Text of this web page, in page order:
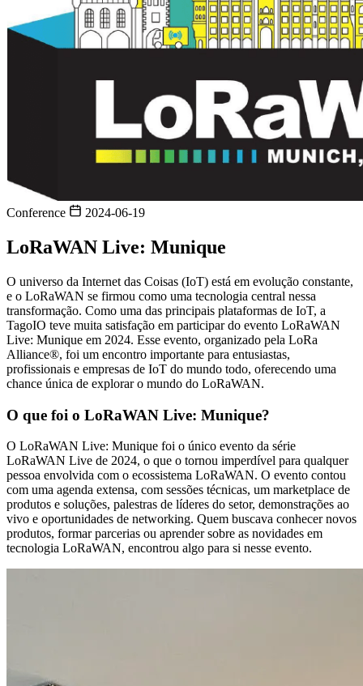
Conference 2024-06-19
LoRaWAN Live: Munique
O universo da Internet das Coisas (IoT) está em evolução constante,
e o LoRaWAN se firmou como uma tecnologia central nessa
transformação. Como uma das principais plataformas de IoT, a
TagoIO teve muita satisfação em participar do evento LoRaWAN
Live: Munique em 2024. Esse evento, organizado pela LoRa
Alliance®, foi um encontro importante para entusiastas,
profissionais e empresas de IoT do mundo todo, oferecendo uma
chance única de explorar o mundo do LoRaWAN.
O que foi o LoRaWAN Live: Munique?
O LoRaWAN Live: Munique foi o único evento da série
LoRaWAN Live de 2024, o que o tornou imperdível para qualquer
pessoa envolvida com o ecossistema LoRaWAN. O evento contou
com uma agenda extensa, com sessões técnicas, um marketplace de
produtos e soluções, palestras de líderes do setor, demonstrações ao
vivo e oportunidades de networking. Quem buscava conhecer novos
produtos, formar parcerias ou aprender sobre as novidades em
tecnologia LoRaWAN, encontrou algo para si nesse evento.